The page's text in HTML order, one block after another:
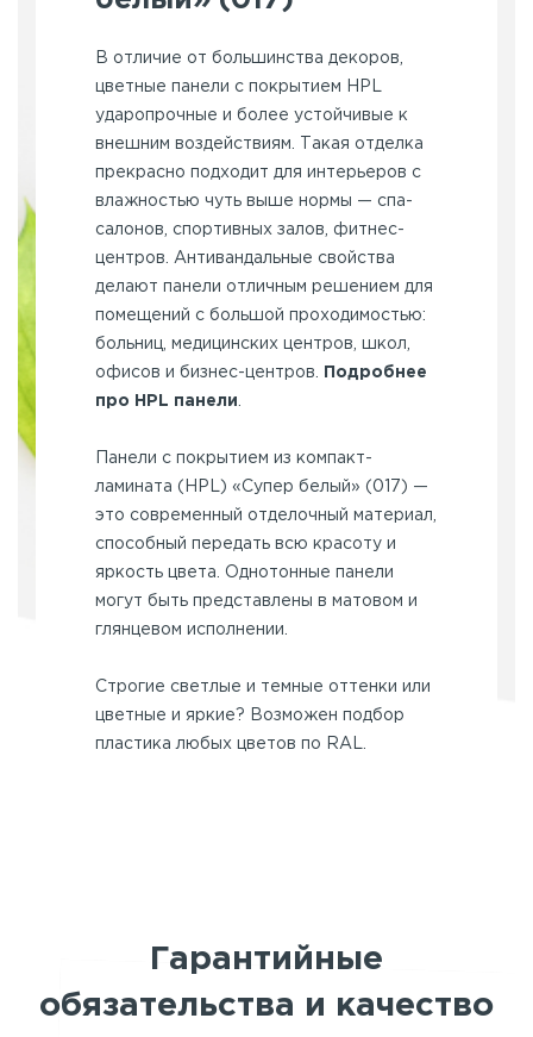
В отличие от большинства декоров,
цветные панели с покрытием HPL
ударопрочные и более устойчивые к
внешним воздействиям. Такая отделка
прекрасно подходит для интерьеров с
влажностью чуть выше нормы — спа-
салонов, спортивных залов, фитнес-
центров. Антивандальные свойства
делают панели отличным решением для
помещений с большой проходимостью:
больниц, медицинских центров, школ,
офисов и бизнес-центров.
Подробнее
про HPL панели
Панели с покрытием из компакт-
ламината (HPL) «Супер белый» (017) —
это современный отделочный материал,
способный передать всю красоту и
яркость цвета. Однотонные панели
могут быть представлены в матовом и
глянцевом исполнении.
Строгие светлые и темные оттенки или
цветные и яркие? Возможен подбор
пластика любых цветов по RAL.
Гарантийные
обязательства и качество